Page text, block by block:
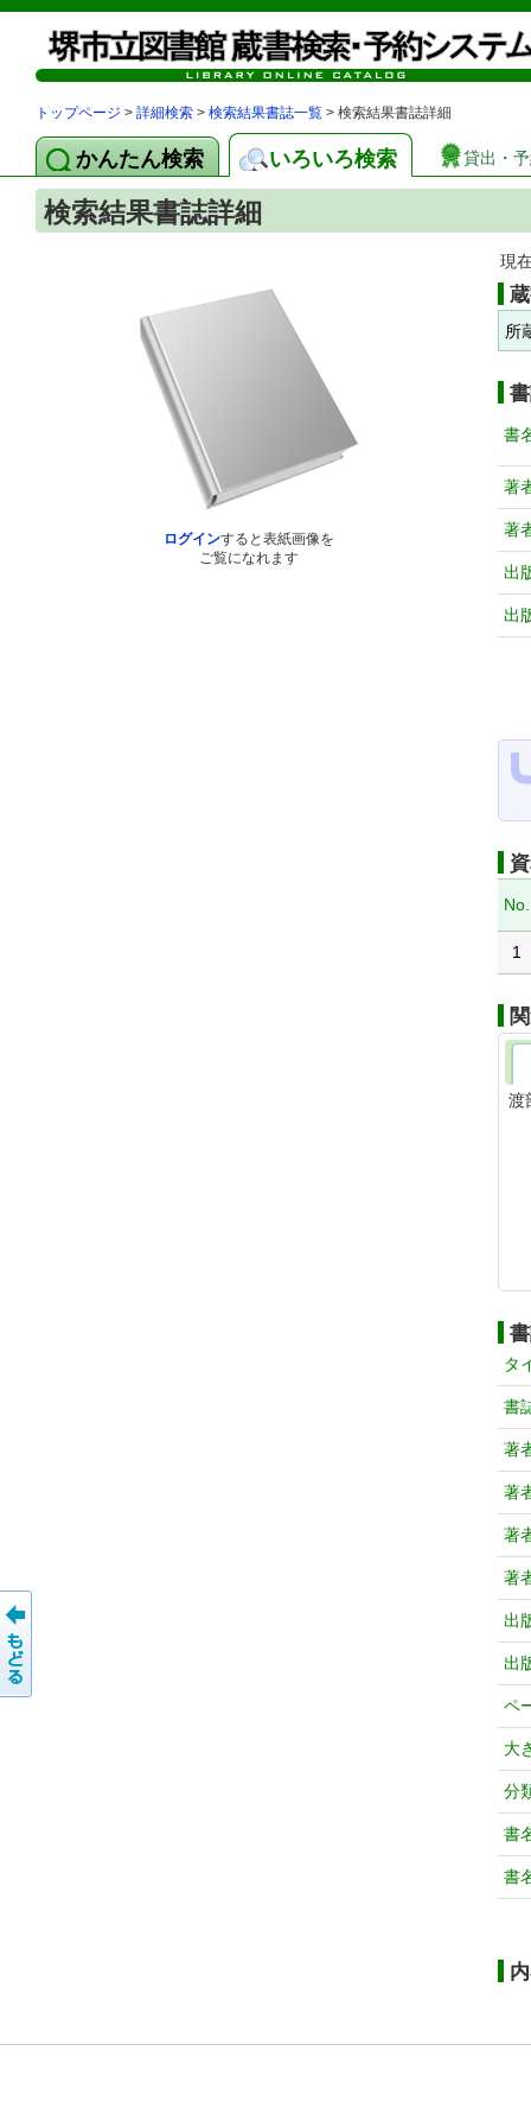
トップページ > 詳細検索 > 検索結果書誌一覧 > 検索結果書誌詳細
かんたん検索 いろいろ検索 貸出・
検索結果書誌詳細
ログインすると表紙画像を
ご覧になれます
現
所
書
著
著
出
出
No.
1
渡
タ
書
著
著
著
著
出
出
ペ
大
分
書
書